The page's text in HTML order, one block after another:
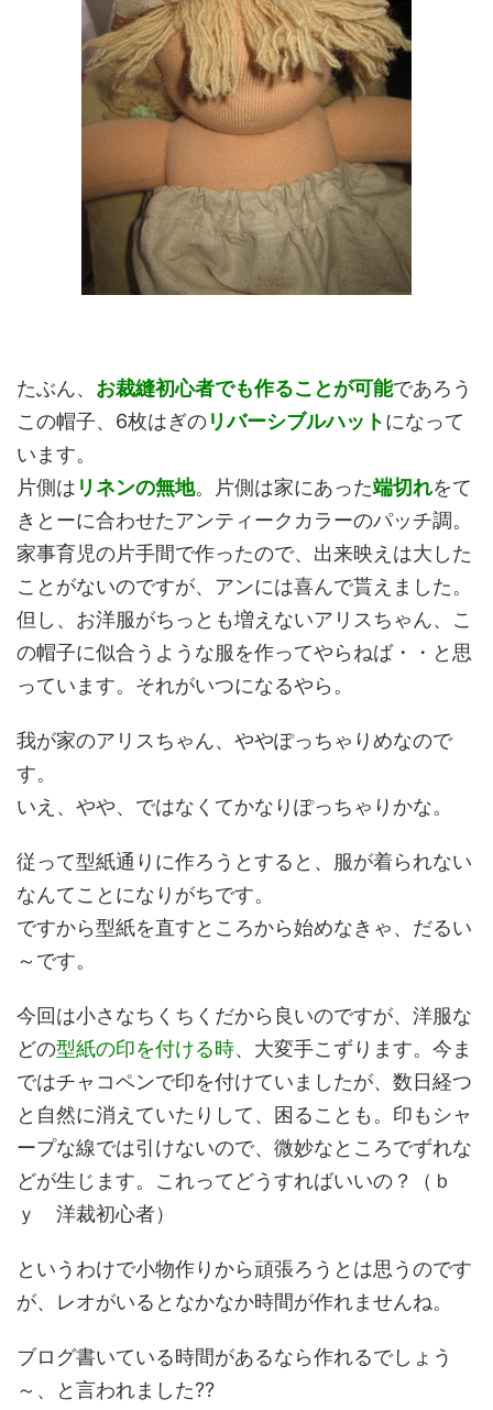
たぶん、 お裁縫初心者でも作ることが可能であろう
この帽子、6枚はぎのリバーシブルハットになって
います。
片側は リネンの無地。片側は家にあった端切れをて
きとーに合わせたアンティークカラーのパッチ調。
家事育児の片手間で作ったので、出来映えは大した
ことがないのですが、アンには喜んで貰えました。
但し、お洋服がちっとも増えないアリスちゃん、こ
の帽子に似合うような服を作ってやらねば・・と思
っています。それがいつになるやら。
我が家のアリスちゃん、ややぽっちゃりめなので
す。
いえ、やや、ではなくてかなりぽっちゃりかな。
従って型紙通りに作ろうとすると、服が着られない
なんてことになりがちです。
ですから型紙を直すところから始めなきゃ、だるい
～です。
今回は小さなちくちくだから良いのですが、洋服な
どの型紙の印を付ける時、大変手こずります。今ま
ではチャコペンで印を付けていましたが、数日経つ
と自然に消えていたりして、困ることも。印もシャ
ープな線では引けないので、微妙なところでずれな
どが生じます。これってどうすればいいの？（ｂ
ｙ 洋裁初心者）
というわけで小物作りから頑張ろうとは思うのです
が、レオがいるとなかなか時間が作れませんね。
ブログ書いている時間があるなら作れるでしょう
～、と言われました??